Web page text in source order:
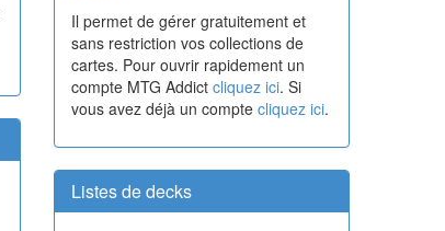
Il permet de gérer gratuitement et
sans restriction vos collections de
cartes. Pour ouvrir rapidement un
compte MTG Addict cliquez ici. Si
vous avez déjà un compte cliquez ici.
Listes de decks